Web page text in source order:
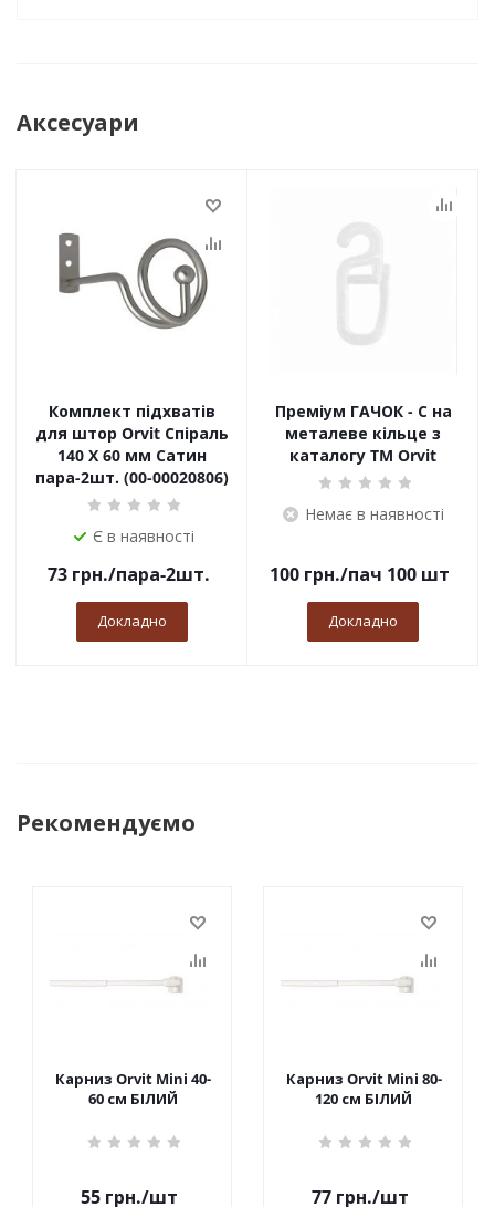
Аксесуари
Комплект підхватів
для штор Orvit Спіраль
140 Х 60 мм Сатин
пара-2шт. (00-00020806)
Є в наявності
73грн./пара-2шт.
Докладно
Преміум ГАЧОК - С на
металеве кільце з
каталогу TM Orvit
Немає в наявності
100грн./пач 100 шт
Докладно
Рекомендуємо
Карниз Orvit Mini 40-
60 см БІЛИЙ
55грн./шт
Карниз Orvit Mini 80-
120 см БІЛИЙ
77грн./шт